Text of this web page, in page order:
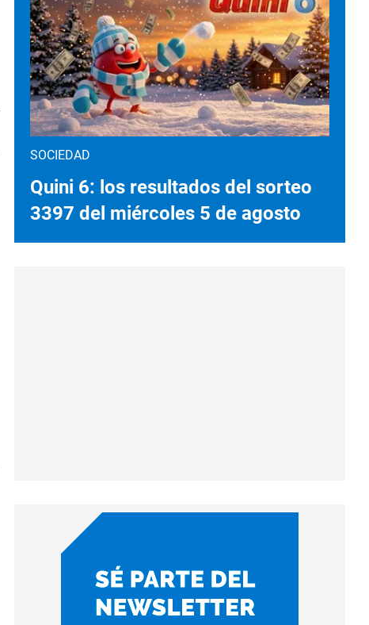
SOCIEDAD
Quini 6: los resultados del sorteo
3397 del miércoles 5 de agosto